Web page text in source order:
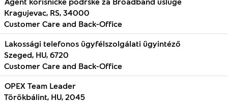
Kragujevac, RS, 34000
Customer Care and Back-Office
Lakossági telefonos ügyfélszolgálati ügyintéző
Szeged, HU, 6720
Customer Care and Back-Office
OPEX Team Leader
Törökbálint, HU, 2045